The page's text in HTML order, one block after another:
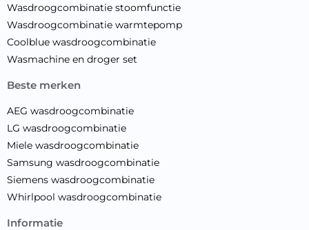
Wasdroogcombinatie stoomfunctie
Wasdroogcombinatie warmtepomp
Coolblue wasdroogcombinatie
Wasmachine en droger set
beste merken
AEG wasdroogcombinatie
LG wasdroogcombinatie
Miele wasdroogcombinatie
Samsung wasdroogcombinatie
Siemens wasdroogcombinatie
Whirlpool wasdroogcombinatie
informatie